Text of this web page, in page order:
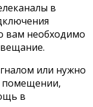
в
вам необходимо
или нужно
в